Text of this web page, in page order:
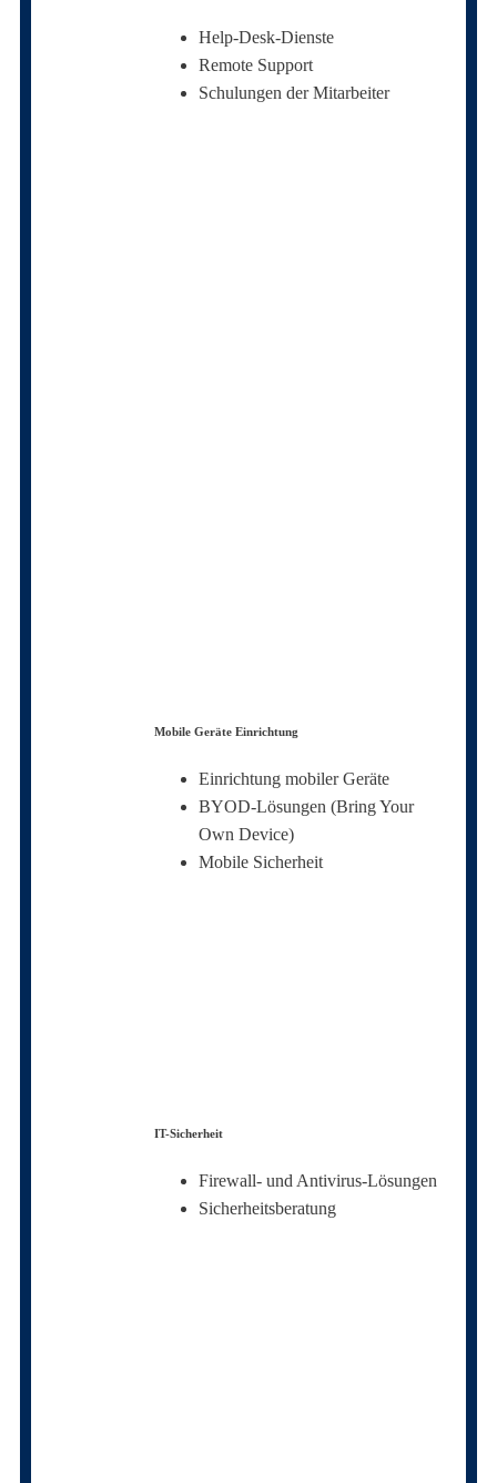
Help-Desk-Dienste
Remote Support
Schulungen der Mitarbeiter
Mobile Geräte Einrichtung
Einrichtung mobiler Geräte
BYOD-Lösungen (Bring Your
Own Device)
Mobile Sicherheit
IT-Sicherheit
Firewall- und Antivirus-Lösungen
Sicherheitsberatung